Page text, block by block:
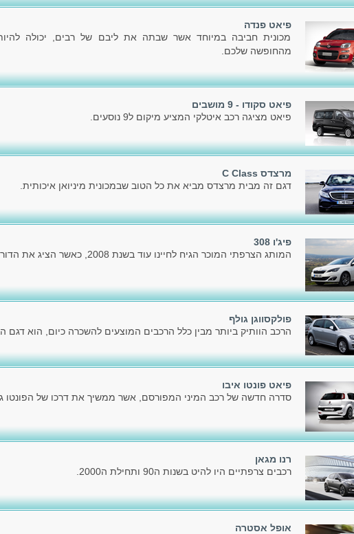
פיאט פנדה
מכונית חביבה במיוחד אשר שבתה את ליבם של רבים, יכולה
מהחופשה שלכם.
פיאט סקודו - 9 מושבים
פיאט מציגה רכב איטלקי המציע מיקום ל9 נוסעים.
מרצדס C Class
דגם זה מבית מרצדס מביא את כל הטוב שבמכונית מיניואן איכותית.
פיג'ו 308
המותג הצרפתי המוכר הגיח לחיינו עוד בשנת 2008, כאשר הציג את הדור הראשון.
פולקסווגן גולף
הרכב הוותיק ביותר מבין כלל הרכבים המוצעים להשכרה כיום, הוא דגם
פיאט פונטו איבו
סדרה חדשה של רכב המיני המפורסם, אשר ממשיך את דרכו של הפונטו
רנו מגאן
רכבים צרפתיים היו להיט בשנות ה90 ותחילת ה2000.
אופל אסטרה